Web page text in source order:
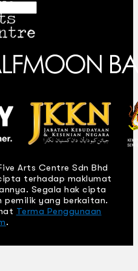
Arts Centre Sdn Bhd
terhadap maklumat
Segala hak cipta
pemilik yang berkaitan.
Terma Penggunaan
.